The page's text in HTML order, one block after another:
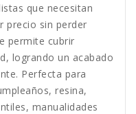
que necesitan
precio sin perder
permite cubrir
logrando un acabado
Perfecta para
resina,
manualidades